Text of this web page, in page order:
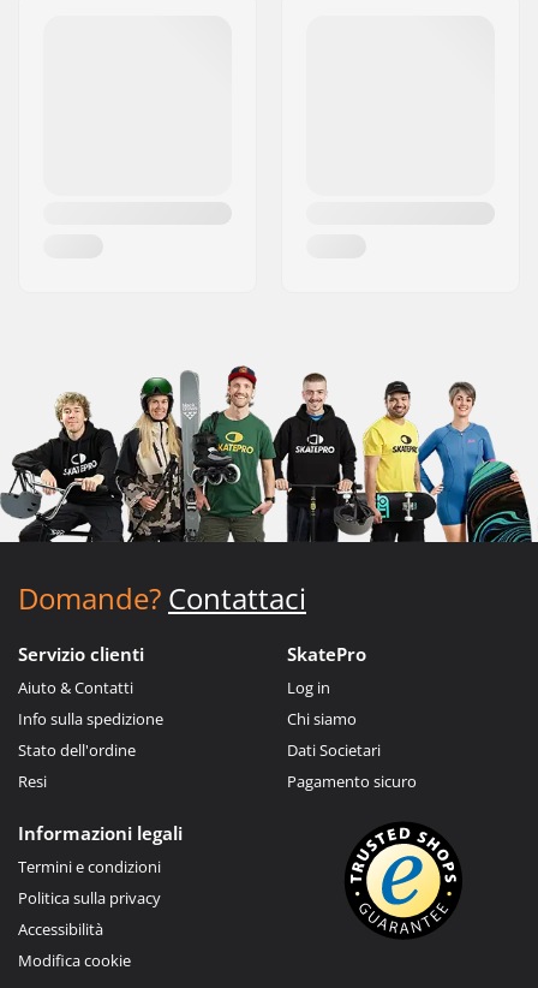
Domande? Contattaci
Servizio clienti
Aiuto & Contatti
Info sulla spedizione
Stato dell'ordine
Resi
SkatePro
Log in
Chi siamo
Dati Societari
Pagamento sicuro
Informazioni legali
Termini e condizioni
Politica sulla privacy
Accessibilità
Modifica cookie